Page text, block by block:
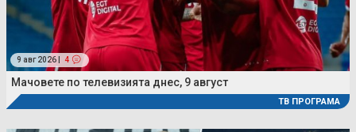
9 авг 2026 | 4
Мачовете по телевизията днес, 9 август
ТВ ПРОГРАМА